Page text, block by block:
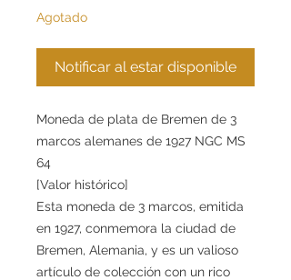
Agotado
Notificar al estar disponible
Moneda de plata de Bremen de 3
marcos alemanes de 1927 NGC MS
64
[Valor histórico]
Esta moneda de 3 marcos, emitida
en 1927, conmemora la ciudad de
Bremen, Alemania, y es un valioso
artículo de colección con un rico